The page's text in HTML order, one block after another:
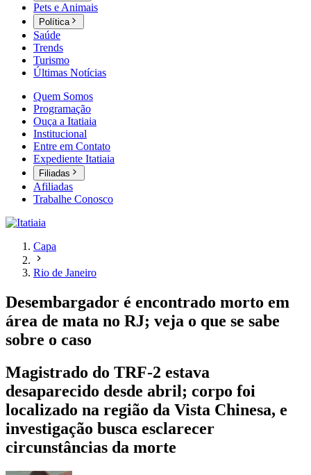
Pets e Animais
Política
Saúde
Trends
Turismo
Últimas Notícias
Quem Somos
Programação
Ouça a Itatiaia
Institucional
Entre em Contato
Expediente Itatiaia
Filiadas
Afiliadas
Trabalhe Conosco
Capa
Rio de Janeiro
Desembargador é encontrado morto em
área de mata no RJ; veja o que se sabe
sobre o caso
Magistrado do TRF-2 estava
desaparecido desde abril; corpo foi
localizado na região da Vista Chinesa, e
investigação busca esclarecer
circunstâncias da morte